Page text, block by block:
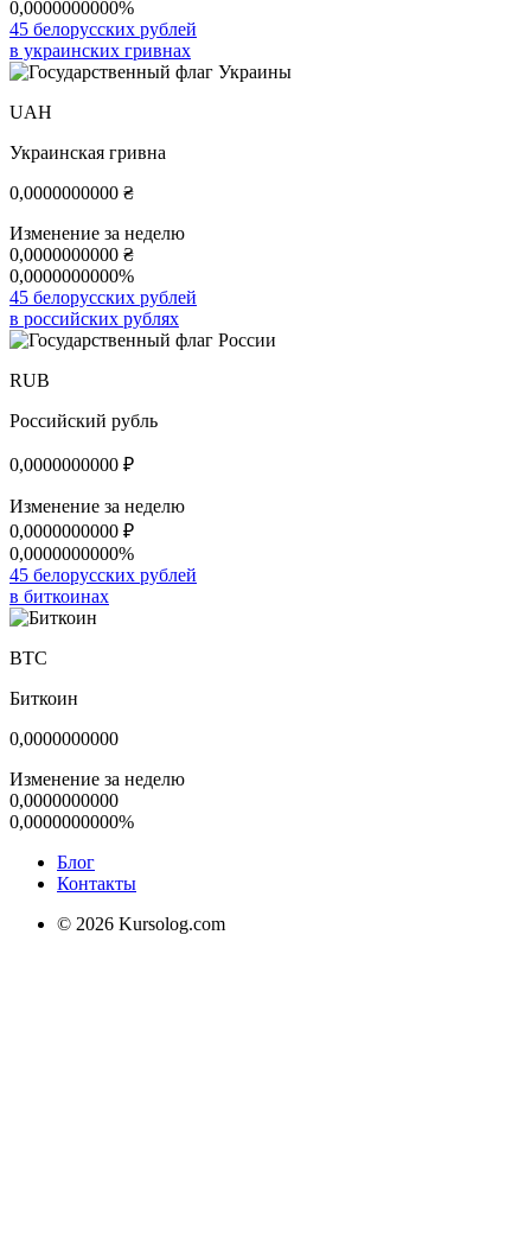
0,0000000000%
45 белорусских рублей
в украинских гривнах
UAH
Украинская гривна
0,0000000000 ₴
Изменение за неделю
0,0000000000 ₴
0,0000000000%
45 белорусских рублей
в российских рублях
RUB
Российский рубль
0,0000000000 ₽
Изменение за неделю
0,0000000000 ₽
0,0000000000%
45 белорусских рублей
в биткоинах
BTC
Биткоин
0,0000000000
Изменение за неделю
0,0000000000
0,0000000000%
Блог
Контакты
© 2026 Kursolog.com